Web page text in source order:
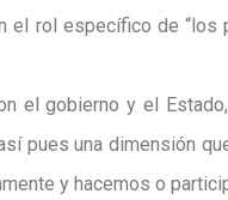
el rol específico de
el gobierno y el
pues una dimensión
y hacemos o